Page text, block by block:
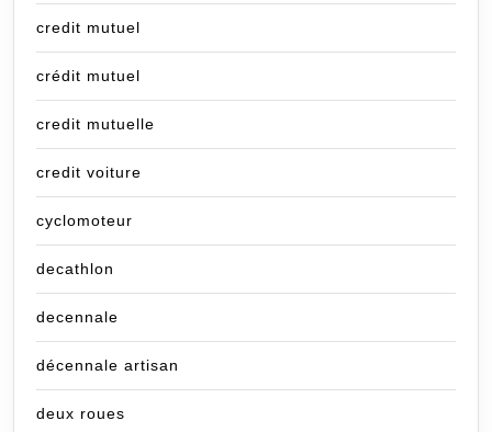
credit mutuel
crédit mutuel
credit mutuelle
credit voiture
cyclomoteur
decathlon
decennale
décennale artisan
deux roues